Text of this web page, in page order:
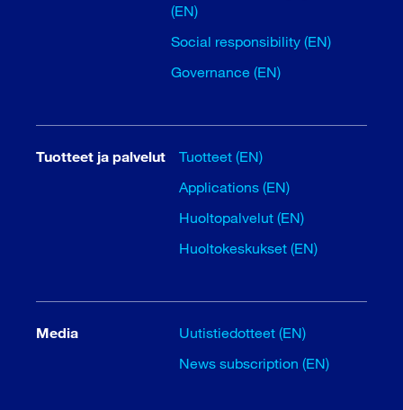
(EN)
Social responsibility (EN)
Governance (EN)
Tuotteet ja palvelut
Tuotteet (EN)
Applications (EN)
Huoltopalvelut (EN)
Huoltokeskukset (EN)
Media
Uutistiedotteet (EN)
News subscription (EN)